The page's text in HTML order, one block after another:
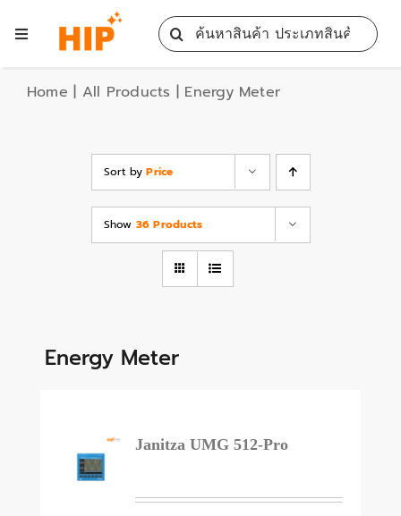
Toggle
Search
for:
Home | All Products | Energy Meter
Sort byPrice
Show 36 Products
Energy Meter
Janitza UMG 512-Pro